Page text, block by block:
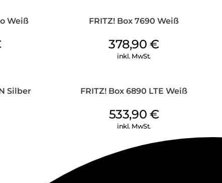
Weiß FRITZ! Box 7690 Weiß
378,90€
inkl. MwSt.
Silber FRITZ! Box 6890 LTE Weiß
533,90 €
inkl. MwSt.